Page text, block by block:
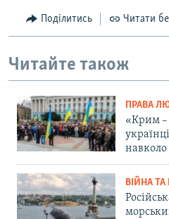
Поділитись Читати
Читайте також
ПРАВА
«Крим –
навколо
ВІЙНА